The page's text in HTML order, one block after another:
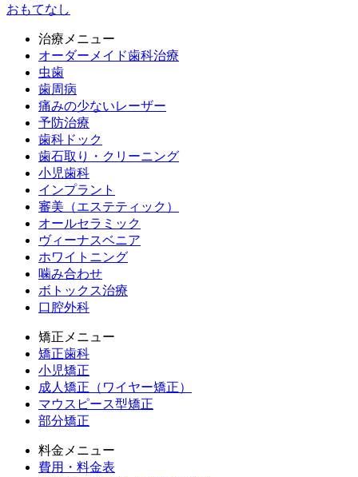
おもてなし
治療メニュー
オーダーメイド歯科治療
虫歯
歯周病
痛みの少ないレーザー
予防治療
歯科ドック
歯石取り・クリーニング
小児歯科
インプラント
審美（エステティック）
オールセラミック
ヴィーナスベニア
ホワイトニング
噛み合わせ
ボトックス治療
口腔外科
矯正メニュー
矯正歯科
小児矯正
成人矯正（ワイヤー矯正）
マウスピース型矯正
部分矯正
料金メニュー
費用・料金表